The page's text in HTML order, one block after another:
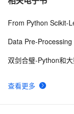
查看更多
From Python Scikit-
Data Pre-
双剑合璧-Python和